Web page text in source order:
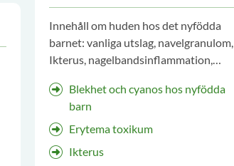
Innehåll om huden hos det nyfödda
barnet: vanliga utslag, navelgranulom,
Ikterus, nagelbandsinflammation,
Blekhet och cyanos hos nyfödda
barn
Erytema toxikum
Ikterus